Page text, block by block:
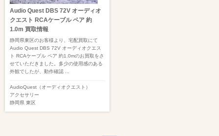
Audio Quest DBS 72V オーディオ
クエスト RCAケーブル ペア 約
1.0m 買取情報
静岡県東区のお客様より、宅配買取にて
Audio Quest DBS 72V オーディオクエス
ト RCAケーブル ペア 約1.0mのお買取をさ
せていただきました。多少の使用感のある
外観でしたが、動作確認 ...
AudioQuest（オーディオクエスト）
アクセサリー
静岡県 東区